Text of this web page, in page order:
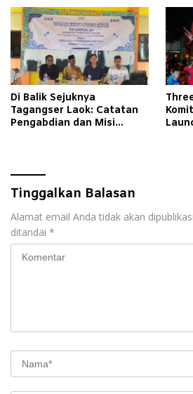
Di Balik Sejuknya
Tagangser Laok: Catatan
Pengabdian dan Misi
Tinggalkan Balasan
Alamat email Anda tidak akan
ditandai *